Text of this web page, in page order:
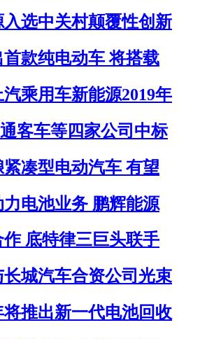
选中关村颠覆性创新
款纯电动车 将搭载
乘用车新能源2019年
客车等四家公司中标
凑型电动汽车 有望
电池业务 鹏辉能源
底特律三巨头联手
城汽车合资公司光束
推出新一代电池回收